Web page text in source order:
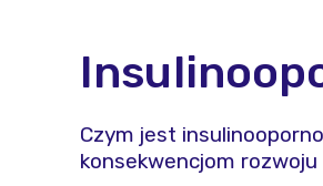
Czym jest
konsekwencjom